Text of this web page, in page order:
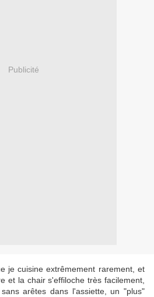
Publicité
je cuisine extrêmement rarement, et
et la chair s'effiloche très facilement,
arêtes dans l'assiette, un "plus"